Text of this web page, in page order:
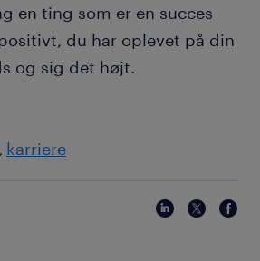
en ting som er en succes
du har oplevet på din
og sig det højt.
karriere